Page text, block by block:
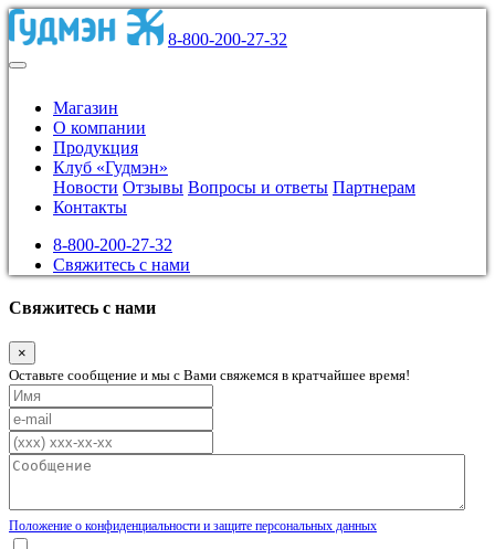
8-800-200-27-32
Магазин
О компании
Продукция
Клуб «Гудмэн»
Новости Отзывы Вопросы и ответы Партнерам
Контакты
8-800-200-27-32
Свяжитесь с нами
Свяжитесь с нами
×
Оставьте сообщение и мы с Вами свяжемся в кратчайшее время!
Положение о конфиденциальности и защите персональных данных